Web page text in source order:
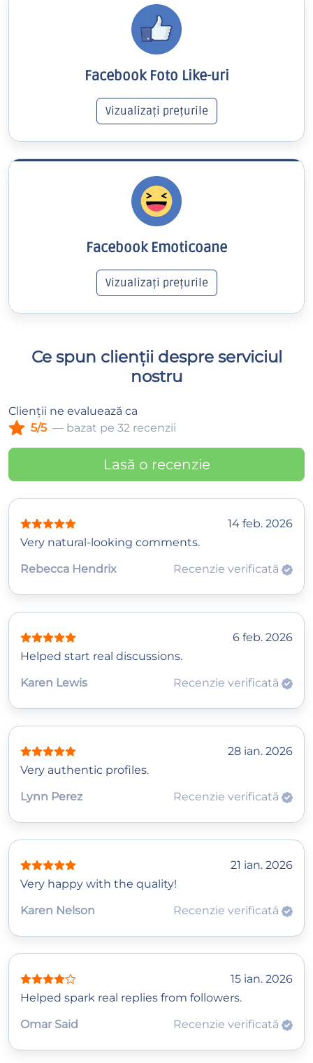
Facebook Foto Like-uri
Vizualizați prețurile
Facebook Emoticoane
Vizualizați prețurile
Ce spun clienții despre serviciul
nostru
Clienții ne evaluează ca
5/5 — bazat pe 32 recenzii
Lasă o recenzie
14 feb. 2026
Very natural-looking comments.
Rebecca Hendrix
Recenzie verificată
6 feb. 2026
Helped start real discussions.
Karen Lewis
Recenzie verificată
28 ian. 2026
Very authentic profiles.
Lynn Perez
Recenzie verificată
21 ian. 2026
Very happy with the quality!
Karen Nelson
Recenzie verificată
15 ian. 2026
Helped spark real replies from followers.
Omar Said
Recenzie verificată